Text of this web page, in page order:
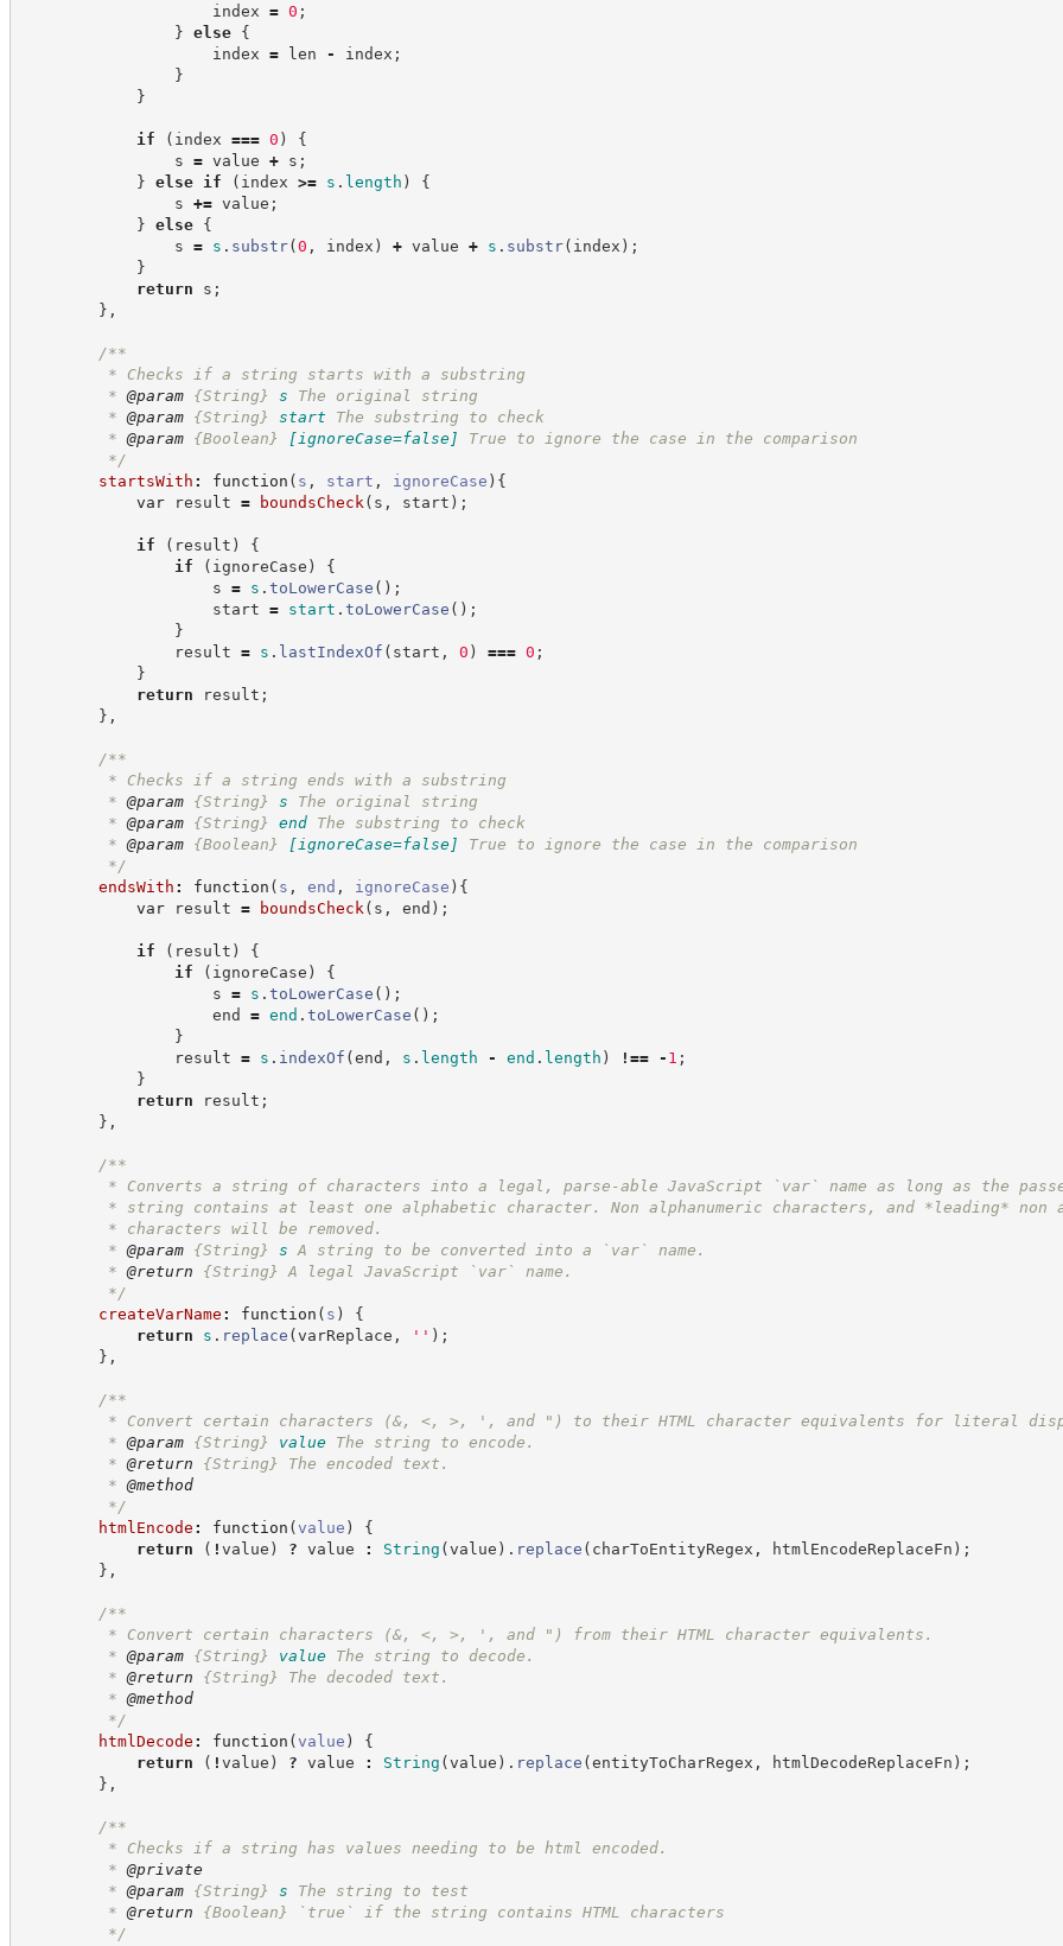
index = 0 ;
} else
{
index = len - index ;
}
}
if ( index === 0 )
{
s = value + s ;
} else if ( index >= s . length )
{
s += value ;
} else
{
s = s . substr(0 , index ) + value + s . substr( index ) ;
}
return s ;
} ,
/**
* Checks if a string starts with a substring
* @param {String} s
The original string
* @param {String} start
The substring to check
* @param {Boolean} [ignoreCase=false]
True to ignore the case in the comparison
*/
startsWith : function ( s , start , ignoreCase ) {
var result = boundsCheck ( s , start ) ;
if ( result )
{
if
( ignoreCase )
{
s = s . toLowerCase ( ) ;
start = start . toLowerCase ( ) ;
}
result = s . lastIndexOf ( start , 0 ) === 0 ;
}
return result ;
} ,
/**
* Checks if a string ends with a substring
* @param {String} s
The original string
* @param {String} end
The substring to check
* @param {Boolean} [ignoreCase=false]
True to ignore the case in the comparison
*/
endsWith : function ( s , end , ignoreCase ) {
var result = boundsCheck ( s , end ) ;
if ( result )
{
if
( ignoreCase )
{
s = s . toLowerCase ( ) ;
end = end . toLowerCase ( ) ;
}
result = s . indexOf (end , s . length - end . length ) !== - 1 ;
}
return result ;
} ,
/**
* Converts a string of characters into a legal, parse-able JavaScript `var` name as long as the
* string contains at least one alphabetic character. Non alphanumeric characters, and *leading* non
* characters will be removed.
* @param {String} s A string to be converted into a `var` name.
* @return {String}
A legal JavaScript `var` name.
*/
createVarName : function ( s )
{
return
s . replace (varReplace , ' ' ) ;
} ,
/**
* Convert certain characters (&, <, >, ', and ") to their HTML character equivalents for literal
* @param {String} value
The string to encode.
* @return {String}
The encoded text.
* @method
*/
htmlEncode : function (value )
{
return
( ! value ) ? value : String (value ) . replace ( charToEntityRegex , htmlEncodeReplaceFn ) ;
} ,
/**
* Convert certain characters (&, <, >, ', and ") from their HTML character equivalents.
* @param {String} value
The string to decode.
* @return {String}
The decoded text.
* @method
*/
htmlDecode : function (value )
{
return
( ! value ) ? value : String (value ) . replace (entityToCharRegex , htmlDecodeReplaceFn ) ;
} ,
/**
* Checks if a string has values needing to be html encoded.
* @private
* @param {String} s
The string to test
* @return {Boolean}
`true` if the string contains HTML characters
*/